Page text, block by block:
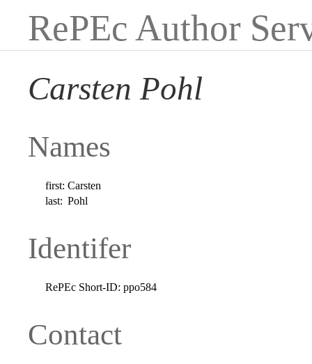
RePEc Author
Carsten Pohl
Names
first: Carsten
last: Pohl
Identifer
RePEc Short-ID: ppo584
Contact